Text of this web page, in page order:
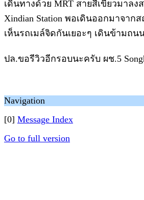
เดินทางด้วย MRT สายสีเขียวมาล
Xindian Station พอเดินออกมาจาก
เห็นรถเมล์จิดกันเยอะๆ เดินข้ามถน
ปล.ขอรีวิวอีกรอบนะครับ ผช.5
Navigation
[0] Message Index
Go to full version